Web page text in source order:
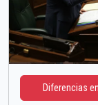
Diferencias